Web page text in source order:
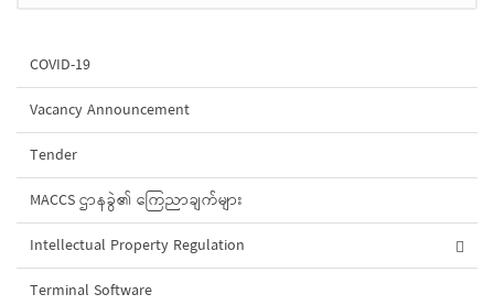
COVID-19
Vacancy Announcement
Tender
MACCS ဌာနခွဲ၏ ကြေညာချက်များ
Intellectual Property Regulation
Terminal Software